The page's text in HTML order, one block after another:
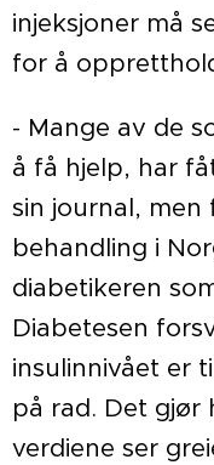
injeksjoner må
for å
- Mange av de
å få hjelp, har
sin journal,
behandling i
diabetikeren
Diabetesen
insulinnivået er
på rad. Det gjør
verdiene ser